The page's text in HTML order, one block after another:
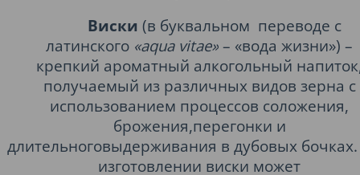
Виски (в буквальном пе­ре­воде с
латинского «aqua vitae» – «во­да жизни») –
крепкий ароматный алкогольный напиток
получаемый из различных видов зерна с
использованием процессов соложения,
брожения,перегонки и
длительноговыдерживания в дубовых бочках
изготовлении виски может